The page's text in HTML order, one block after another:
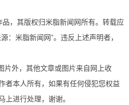
品，其版权归米脂新闻网所有。转载应
：米脂新闻网”。违反上述声明者，
片外，其他文章或图片来自网上收
者本人所有，如果有任何侵犯您权益
上进行处理，谢谢。